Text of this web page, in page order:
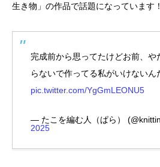
生き物」の作品で話題になっています
完成前から思ってたけどお前、や
らないで作ってる私がいけないん
pic.twitter.com/YgGmLEONU5
— たこを編む人（ぱら）
2025